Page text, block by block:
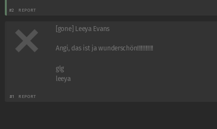
#2 REPORT
[gone] Leeya Evans
Angi, das ist ja wunderschön!!!!!!!!!!!!
glg
leeya
#1 REPORT